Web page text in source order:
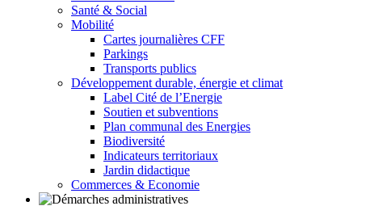
Santé & Social
Mobilité
Cartes journalières CFF
Parkings
Transports publics
Développement durable, énergie et climat
Label Cité de l’Energie
Soutien et subventions
Plan communal des Energies
Biodiversité
Indicateurs territoriaux
Jardin didactique
Commerces & Economie